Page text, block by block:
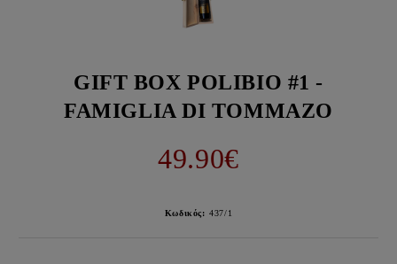
GIFT BOX POLIBIO #1 -
FAMIGLIA DI TOMMAZO
49.90€
Κωδικός: 437/1